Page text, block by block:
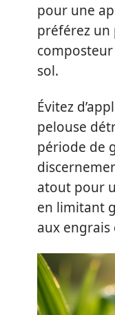
pour une
préférez un
sol.
Évitez
pelouse
période de
atout pour
en limitant
aux engrais